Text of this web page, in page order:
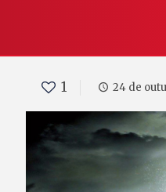
1 24 de